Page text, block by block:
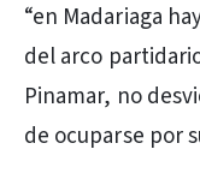
“en Madariaga
del arco
Pinamar, no
de ocuparse por